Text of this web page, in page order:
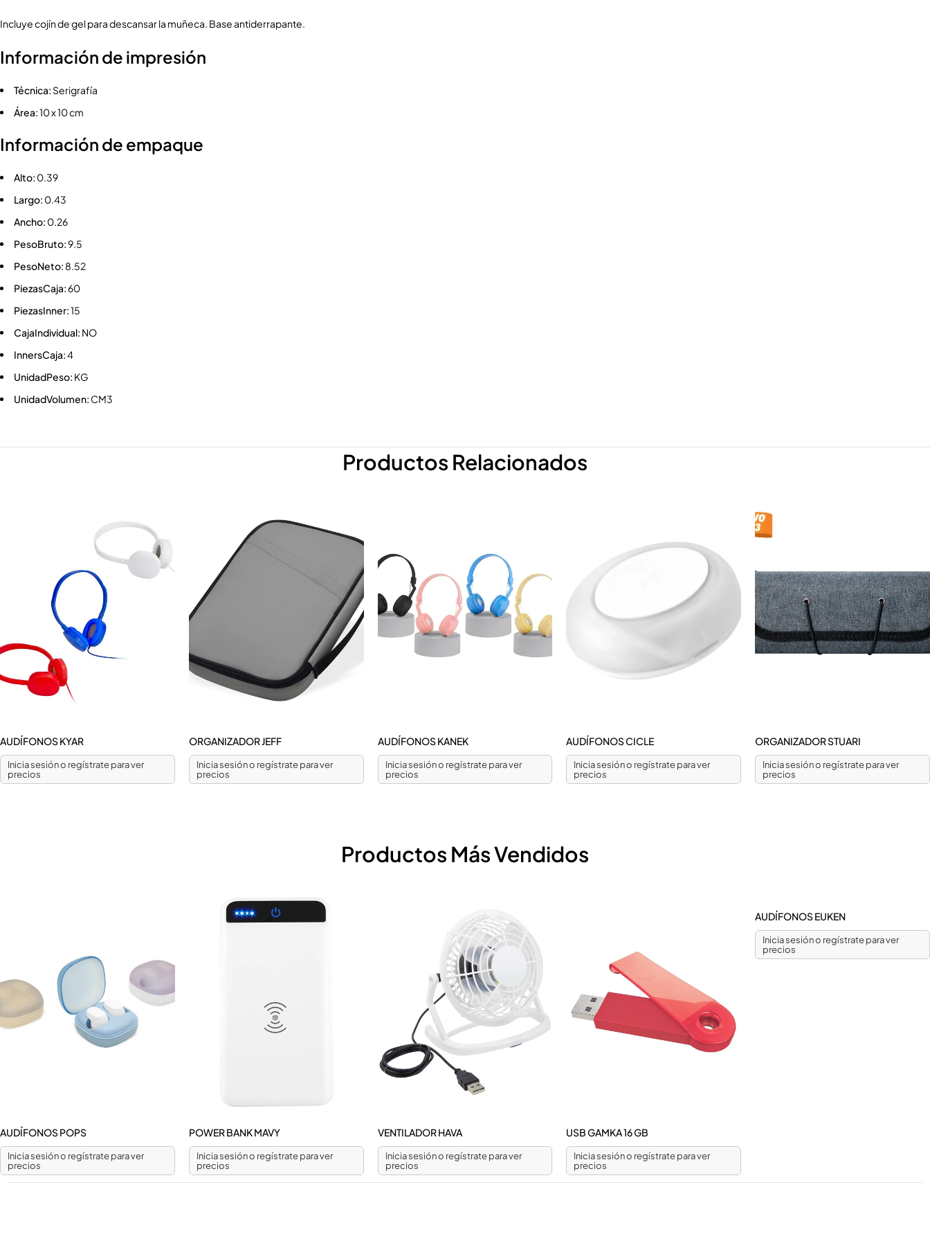
Incluye cojín de gel para descansar la muñeca. Base antiderrapante.
Información de impresión
Técnica: Serigrafía
Área:10 x 10 cm
Información de empaque
Alto: 0.39
Largo: 0.43
Ancho: 0.26
PesoBruto:9.5
PesoNeto: 8.52
PiezasCaja:60
PiezasInner:15
CajaIndividual: NO
InnersCaja:4
UnidadPeso: KG
UnidadVolumen: CM3
Productos Relacionados
AUDÍFONOS KYAR
Inicia sesión o regístrate para ver
precios
ORGANIZADOR JEFF
Inicia sesión o regístrate para ver
precios
AUDÍFONOS KANEK
Inicia sesión o regístrate para ver
precios
AUDÍFONOS CICLE
Inicia sesión o regístrate para ver
precios
ORGANIZADOR STUARI
Inicia sesión o regístrate para ver
precios
Productos Más Vendidos
AUDÍFONOS POPS
Inicia sesión o regístrate para ver
precios
POWER BANK MAVY
Inicia sesión o regístrate para ver
precios
VENTILADOR HAVA
Inicia sesión o regístrate para ver
precios
USB GAMKA 16 GB
Inicia sesión o regístrate para ver
precios
AUDÍFONOS EUKEN
Inicia sesión o regístrate para ver
precios